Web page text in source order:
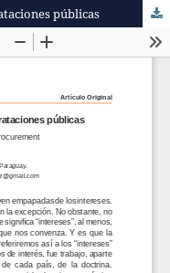
públicas